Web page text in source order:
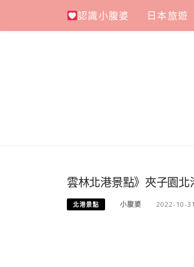
content
認識小腹婆 日本旅遊
雲林北港景點》夾子園
北港景點 小腹婆 2022-10-31